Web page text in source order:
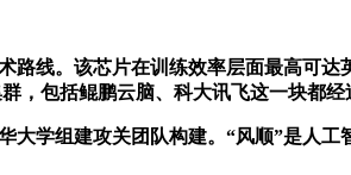
线。该芯片在训练效率层面最高可达
，包括鲲鹏云脑、科大讯飞这一块都
学组建攻关团队构建。“风顺”是人